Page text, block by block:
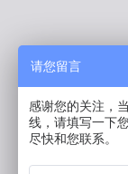
请您留言
感谢您的关注，
线，请填写一下
尽快和您联系。